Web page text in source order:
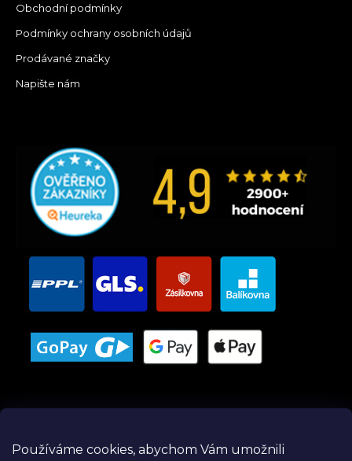
Používáme cookies, abychom Vám umožnili
Obchodní podmínky
Podmínky ochrany osobních údajů
Prodávané značky
Napište nám